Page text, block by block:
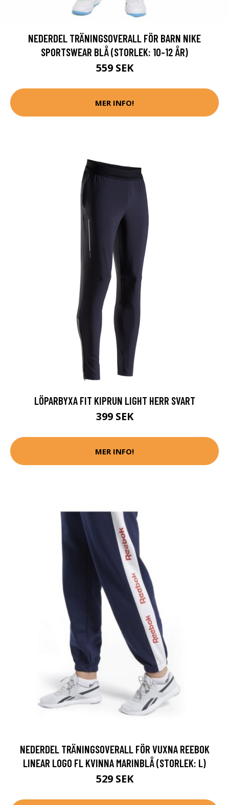
NEDERDEL TRÄNINGSOVERALL FÖR BARN NIKE
SPORTSWEAR BLÅ (STORLEK: 10-12 ÅR)
559 SEK
MER INFO!
LÖPARBYXA FIT KIPRUN LIGHT HERR SVART
399 SEK
MER INFO!
NEDERDEL TRÄNINGSOVERALL FÖR VUXNA REEBOK
LINEAR LOGO FL KVINNA MARINBLÅ (STORLEK: L)
529 SEK